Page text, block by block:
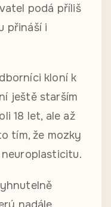
podá příliš
přináší i
kloní k
ještě starším
18 let, ale až
tím, že mozky